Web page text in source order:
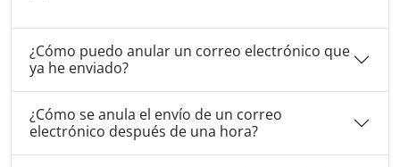
¿Cómo puedo anular un correo electrónico que
ya he enviado?
¿Cómo se anula el envío de un correo
electrónico después de una hora?